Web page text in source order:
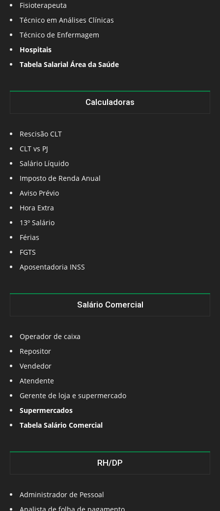
Fisioterapeuta
Técnico em Análises Clínicas
Técnico de Enfermagem
Hospitais
Tabela Salarial Área da Saúde
Calculadoras
Rescisão CLT
CLT vs PJ
Salário Líquido
Imposto de Renda Anual
Aviso Prévio
Hora Extra
13º Salário
Férias
FGTS
Aposentadoria INSS
Salário Comercial
Operador de caixa
Repositor
Vendedor
Atendente
Gerente de loja e supermercado
Supermercados
Tabela Salário Comercial
RH/DP
Administrador de Pessoal